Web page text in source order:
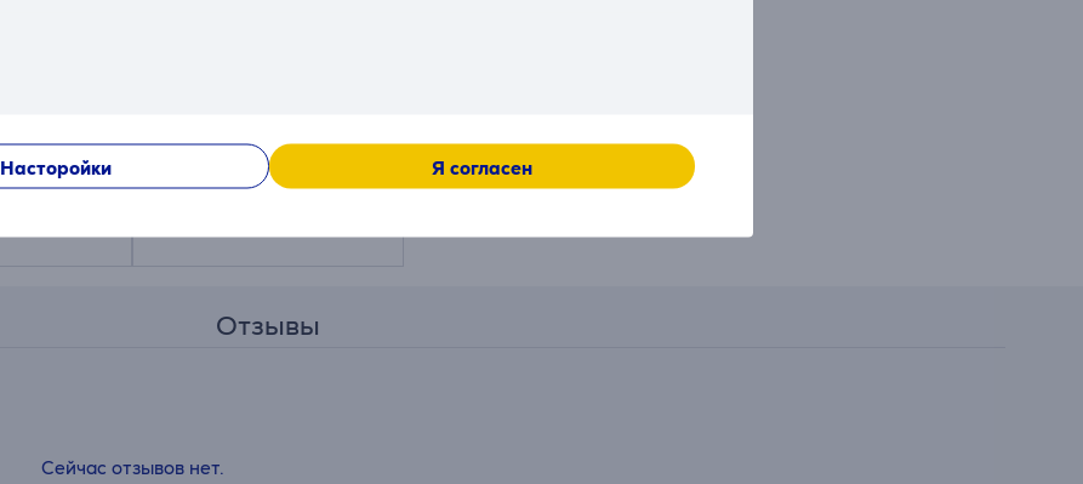
Насторойки Я согласен
Отзывы
Сейчас отзывов нет.